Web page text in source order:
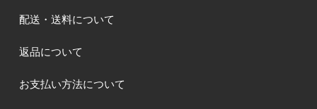
配送・送料について
返品について
お支払い方法について